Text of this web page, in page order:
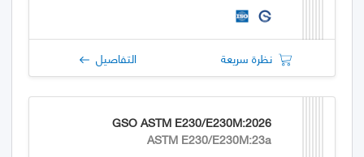
نظرة سريعة التفاصيل
GSO ASTM E230/E230M:2026
ASTM E230/E230M:23a